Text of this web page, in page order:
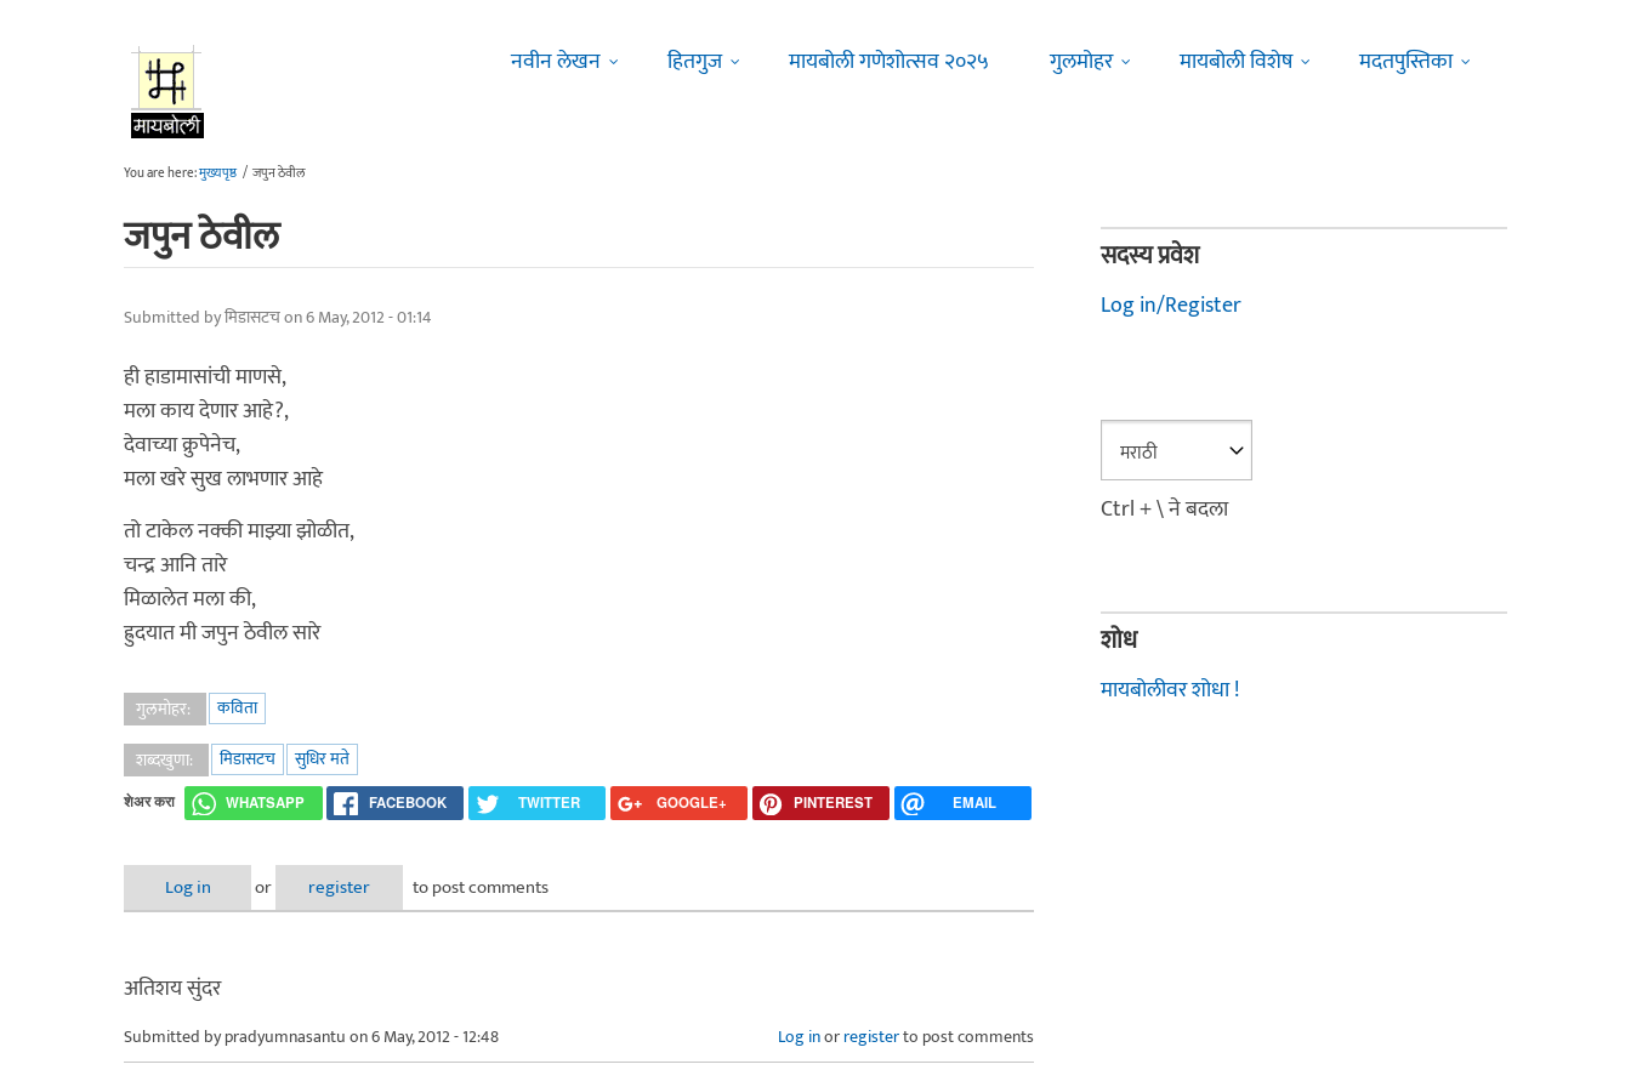
नवीन लेखन
हितगुज मायबोली गणेशोत्सव २०२५ गुलमोहर मायबोली विशेष मदतपुस्तिका
You are here:मुख्यपृष्ठ / जपुन ठेवील
जपुन ठेवील
Submitted byमिडासटचon 6 May, 2012 - 01:14
ही हाडामासांची माणसे,
मला काय देणार आहे?,
देवाच्या क्रुपेनेच,
मला खरे सुख लाभणार आहे
तो टाकेल नक्की माझ्या झोळीत,
चन्द्र आनि तारे
मिळालेत मला की,
ह्रुदयात मी जपुन ठेवील सारे
गुलमोहर:
कविता
शब्दखुणा:
मिडासटच सुधिर मते
शेअर करा WHATSAPP FACEBOOK TWITTER GOOGLE+ PINTEREST EMAIL
Log in or register to post comments
अतिशय सुंदर
Submitted bypradyumnasantuon 6 May, 2012 - 12:48 Log inorregisterto post comments
सदस्य प्रवेश
Log in/Register
Ctrl + \ ने बदला
शोध
मायबोलीवर शोधा !